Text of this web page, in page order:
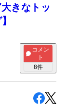
きなトッ
コメン
ト
8件